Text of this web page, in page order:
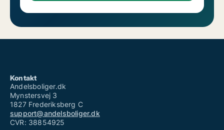
Kontakt
Andelsboliger.dk
Mynstersvej 3
1827 Frederiksberg C
support@andelsboliger.dk
CVR: 38854925